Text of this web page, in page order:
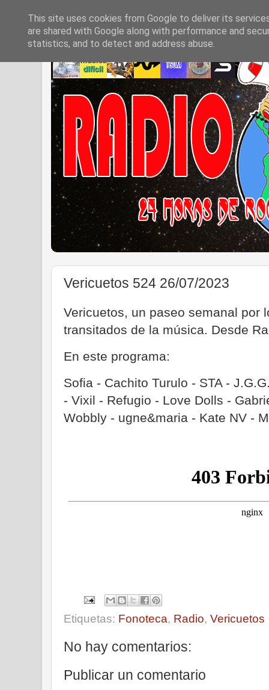
Vericuetos 524 26/07/2023
Vericuetos, un paseo semanal por
transitados de la música. Desde
En este programa:
Sofia - Cachito Turulo - STA -
- Vixil - Refugio - Love Dolls -
Wobbly - ugne&maria - Kate NV -
Etiquetas: Fonoteca, Radio, Vericuetos
No hay comentarios:
Publicar un comentario
This site uses cookies from Google to deliver its
are shared with Google along with performance and
statistics, and to detect and address abuse.